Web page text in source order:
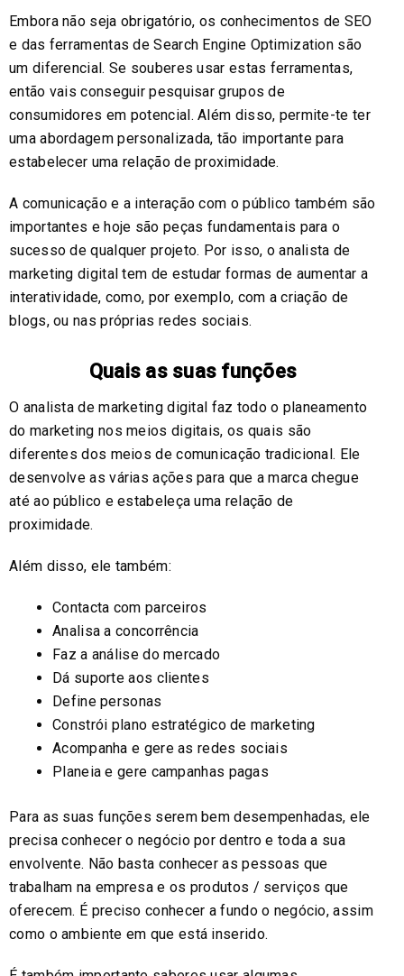
Embora não seja obrigatório, os conhecimentos de SEO
e das ferramentas de Search Engine Optimization são
um diferencial. Se souberes usar estas ferramentas,
então vais conseguir pesquisar grupos de
consumidores em potencial. Além disso, permite-te ter
uma abordagem personalizada, tão importante para
estabelecer uma relação de proximidade.
A comunicação e a interação com o público também são
importantes e hoje são peças fundamentais para o
sucesso de qualquer projeto. Por isso, o analista de
marketing digital tem de estudar formas de aumentar a
interatividade, como, por exemplo, com a criação de
blogs, ou nas próprias redes sociais.
Quais as suas funções
O analista de marketing digital faz todo o planeamento
do marketing nos meios digitais, os quais são
diferentes dos meios de comunicação tradicional. Ele
desenvolve as várias ações para que a marca chegue
até ao público e estabeleça uma relação de
proximidade.
Além disso, ele também:
Contacta com parceiros
Analisa a concorrência
Faz a análise do mercado
Dá suporte aos clientes
Define personas
Constrói plano estratégico de marketing
Acompanha e gere as redes sociais
Planeia e gere campanhas pagas
Para as suas funções serem bem desempenhadas, ele
precisa conhecer o negócio por dentro e toda a sua
envolvente. Não basta conhecer as pessoas que
trabalham na empresa e os produtos / serviços que
oferecem. É preciso conhecer a fundo o negócio, assim
como o ambiente em que está inserido.